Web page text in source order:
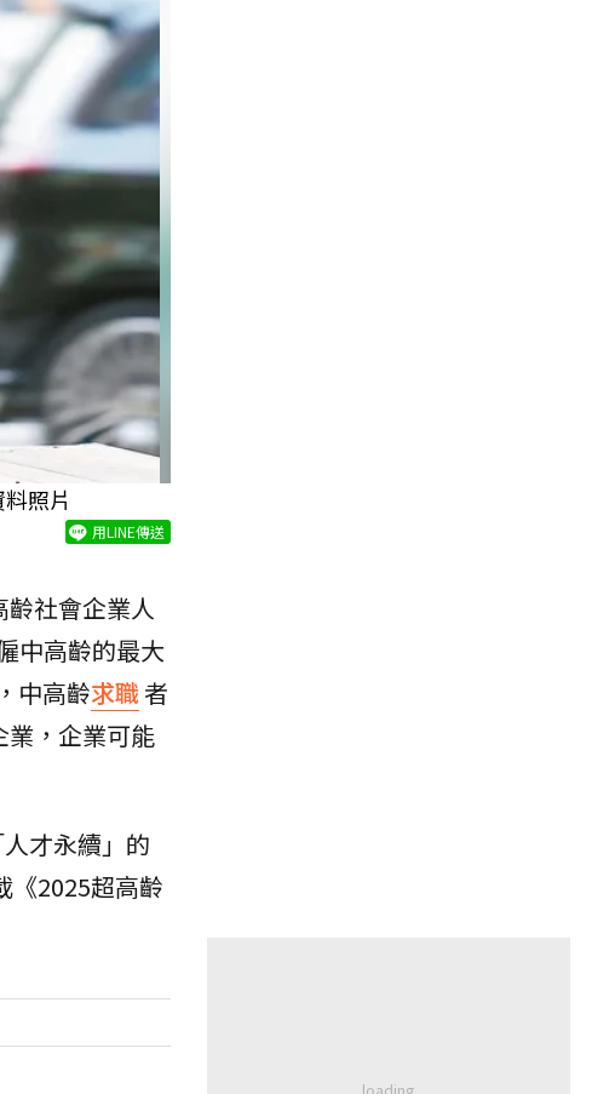
照片
用LINE傳送
社會企業人
中高齡的最大
中高齡求職者
業，企業可能
才永續」的
《2025超高齡